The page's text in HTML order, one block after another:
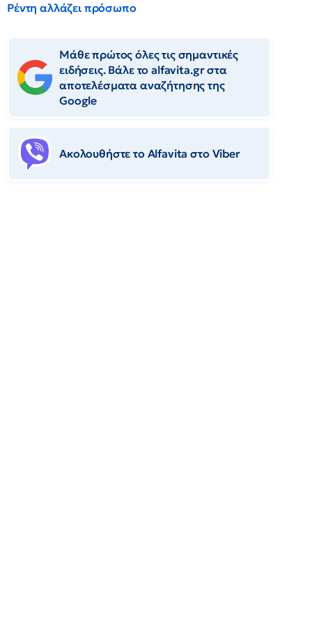
Ρέντη αλλάζει πρόσωπο
Μάθε πρώτος όλες τις σημαντικές
ειδήσεις. Βάλε το alfavita.gr στα
αποτελέσματα αναζήτησης της
Google
Ακολουθήστε το Αlfavita στο Viber